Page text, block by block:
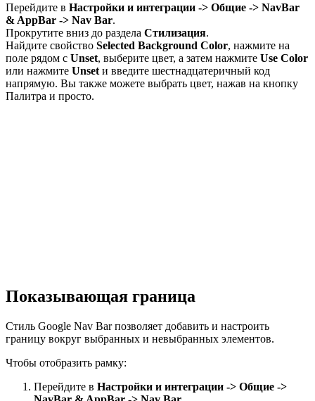
Перейдите в Настройки и интеграции -> Общие -> NavBar
& AppBar -> Nav Bar.
Прокрутите вниз до раздела Стилизация.
Найдите свойство Selected Background Color, нажмите на
поле рядом с Unset, выберите цвет, а затем нажмите Use Color
или нажмите Unset и введите шестнадцатеричный код
напрямую. Вы также можете выбрать цвет, нажав на кнопку
Палитра и просто.
Показывающая граница
Стиль Google Nav Bar позволяет добавить и настроить
границу вокруг выбранных и невыбранных элементов.
Чтобы отобразить рамку:
Перейдите в Настройки и интеграции -> Общие ->